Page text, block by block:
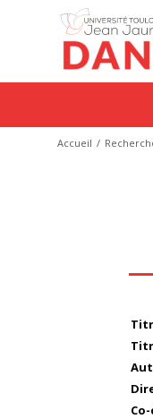
Accueil